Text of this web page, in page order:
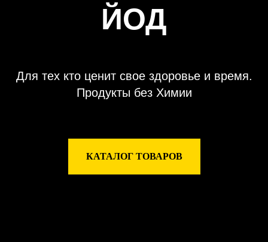
ЙОД
Для тех кто ценит свое здоровье и время.
Продукты без Химии
КАТАЛОГ ТОВАРОВ